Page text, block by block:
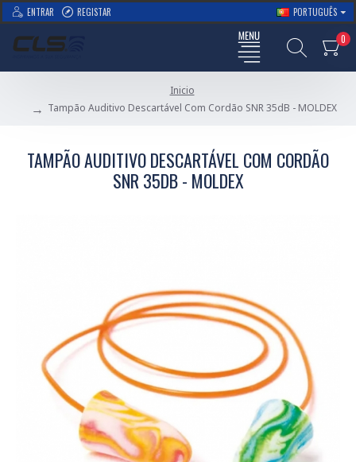
ENTRAR REGISTAR PORTUGUÊS
0
Inicio
Tampão Auditivo Descartável Com Cordão SNR 35dB - MOLDEX
TAMPÃO AUDITIVO DESCARTÁVEL COM CORDÃO
SNR 35DB - MOLDEX